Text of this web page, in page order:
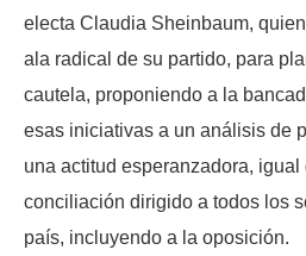
electa Claudia Sheinbaum,
ala radical de su partido, para
cautela, proponiendo a la
esas iniciativas a un análisis de
una actitud esperanzadora,
conciliación dirigido a todos los
país, incluyendo a la oposición.